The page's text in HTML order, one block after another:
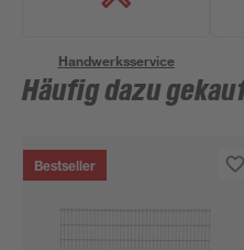
Handwerksservice
Häufig dazu
Bestseller